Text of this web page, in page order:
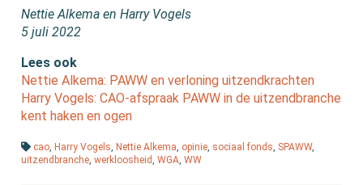
Nettie Alkema en Harry Vogels
5 juli 2022
Lees ook
Nettie Alkema: PAWW en verloning uitzendkrachten
Harry Vogels: CAO-afspraak PAWW in de uitzendbranche
kent haken en ogen
cao, Harry Vogels, Nettie Alkema, opinie, sociaal fonds, SPAWW,
uitzendbranche,werkloosheid,WGA,WW